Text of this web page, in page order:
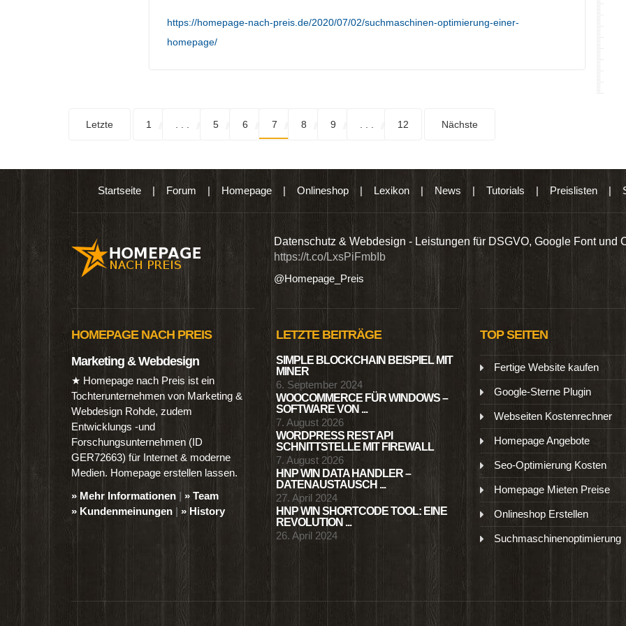
https://homepage-nach-preis.de/2020/07/02/suchmaschinen-optimierung-einer-
homepage/
Letzte 1 5 6 7 8 9 12 Nächste
Startseite| Forum | Homepage| Onlineshop| Lexikon| News | Tutorials | Preislisten|
Produkten wie Ebooks & DVDs.… Datenschutz & Webdesign - Leistungen für DSGVO, Google Font und
https://t.co/LxsPiFmbIb
@Homepage_Preis
HOMEPAGE NACH PREIS
Marketing & Webdesign
★ Homepage nach Preis ist ein
Tochterunternehmen von Marketing &
Webdesign Rohde, zudem
Entwicklungs -und
Forschungsunternehmen (ID
GER72663) für Internet & moderne
Medien. Homepage erstellen lassen.
» Mehr Informationen | » Team
» Kundenmeinungen | » History
LETZTE BEITRÄGE
SIMPLE BLOCKCHAIN BEISPIEL MIT
MINER
6. September 2024
WOOCOMMERCE FÜR WINDOWS –
SOFTWARE VON ...
7. August 2026
WORDPRESS REST API
SCHNITTSTELLE MIT FIREWALL
7. August 2026
HNP WIN DATA HANDLER –
DATENAUSTAUSCH ...
27. April 2024
HNP WIN SHORTCODE TOOL: EINE
REVOLUTION ...
26. April 2024
TOP SEITEN
Fertige Website kaufen
Google-Sterne Plugin
Webseiten Kostenrechner
Homepage Angebote
Seo-Optimierung Kosten
Homepage Mieten Preise
Onlineshop Erstellen
Suchmaschinenoptimierung